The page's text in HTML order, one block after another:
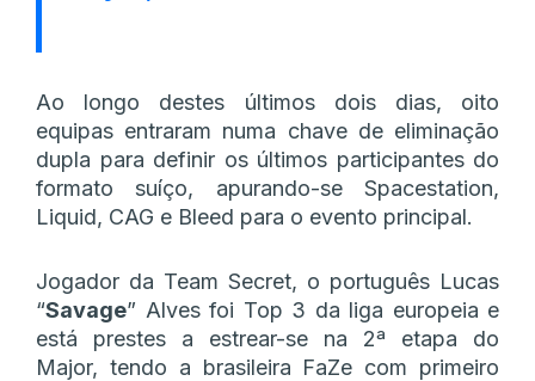
Ao longo destes últimos dois dias, oito
equipas entraram numa chave de eliminação
dupla para definir os últimos participantes do
formato suíço, apurando-se Spacestation,
Liquid, CAG e Bleed para o evento principal.
Jogador da Team Secret, o português Lucas
“Savage” Alves foi Top 3 da liga europeia e
está prestes a estrear-se na 2ª etapa do
Major, tendo a brasileira FaZe com primeiro